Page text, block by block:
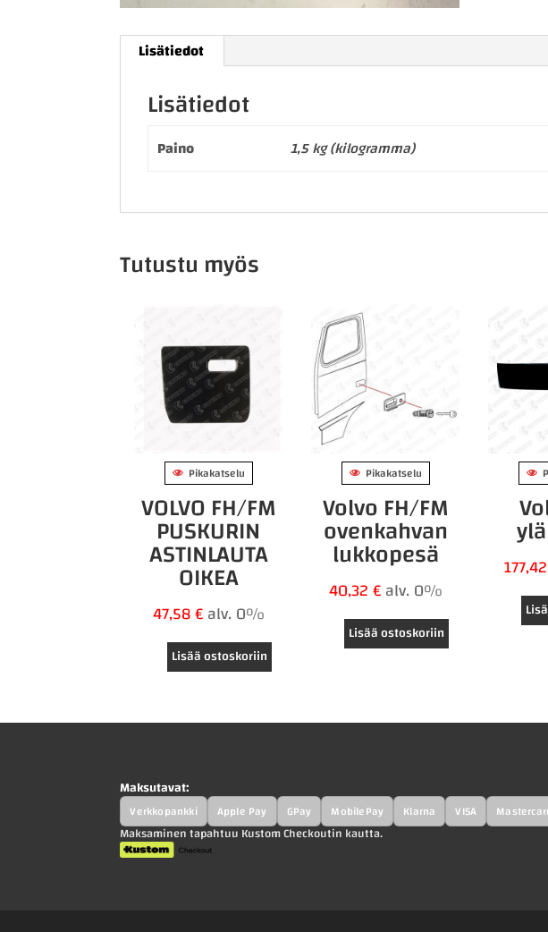
Lisätiedot
Lisätiedot
Paino 1,5 kg (kilogramma)
Tutustu myös
Pikakatselu
VOLVO FH/FM
PUSKURIN
ASTINLAUTA
OIKEA
47,58€alv. 0%
Lisää ostoskoriin
Pikakatselu
Volvo FH/FM
ovenkahvan
lukkopesä
40,32€alv. 0%
Lisää ostoskoriin
177,42
Maksutavat:
Verkkopankki Apple Pay GPay MobilePay Klarna VISA
Maksaminen tapahtuu Kustom Checkoutin kautta.